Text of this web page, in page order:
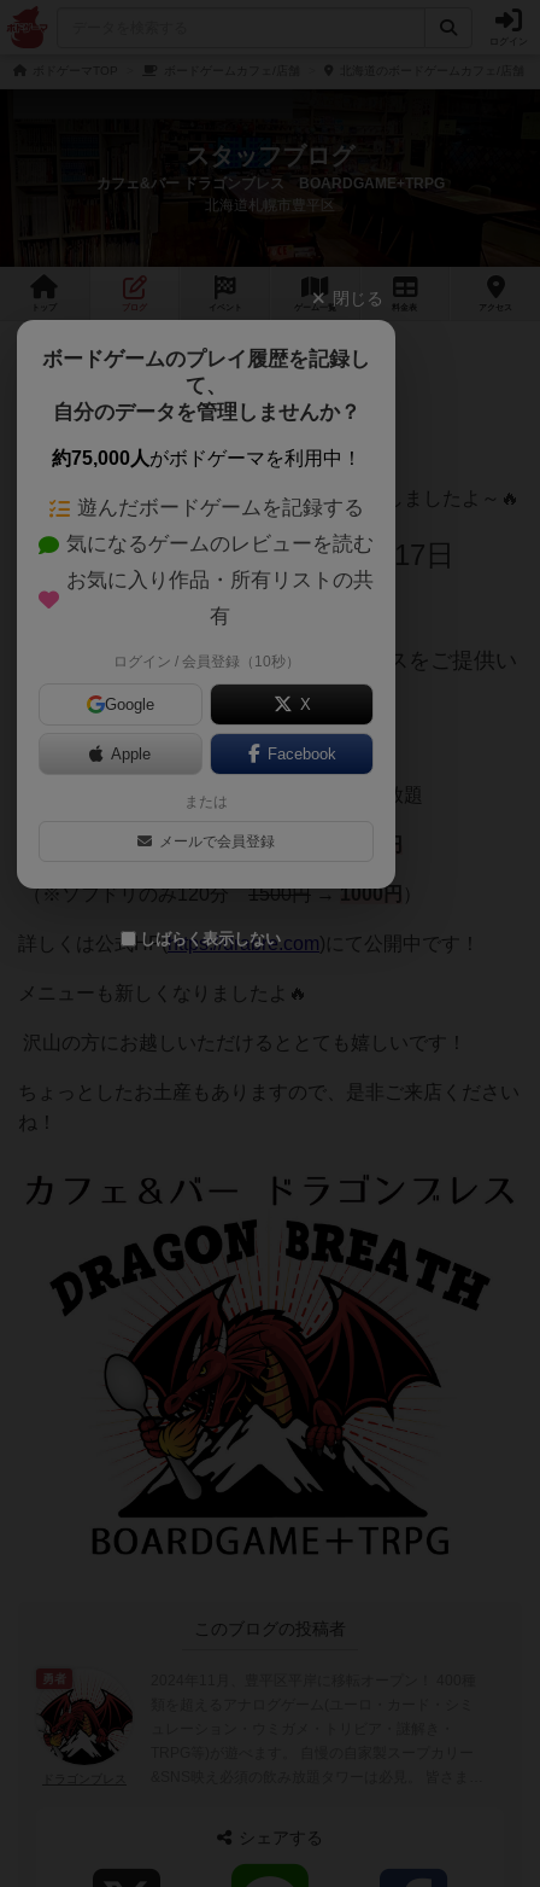
スタッフブログ
カフェ&バー ドラゴンブレス BOARDGAME+TRPG
北海道札幌市豊平区
ゲーム 一覧 料金 アクセス
新ドラブレ開店記念イベント決定！
ドラゴンブレスです🔥
お待たせしました！
ついに 開店日＆開店記念のイベントが決定しましたよ～🔥
日時：2024年11月15日(金)～17日
(日)17:00-24:00
オープン記念割引価格で飲み放題コースをご提供い
たします！
・3大放題コース
ゲーム遊び放題＋飲み放題＋駄菓子食べ放題
120分2500円 1500円
（※ソフドリのみ120分1500円→1000円 ）
詳しくは公式HP(https://drabre.com)にて公開中です！
メニューも新しくなりましたよ🔥
沢山の方にお越しいただけるととても嬉しいです！
ちょっとしたお土産もありますので、是非ご来店ください
ね！
このブログの投稿者
勇者
（https://drabre.com/） にてご確認くださいませ❗️ 皆
様のご来店をお待ちしております🔥
シェアする
閉じる
ボードゲームのプレイ履歴を記録し
て、
自分のデータを管理しませんか？
約75,000人がボドゲーマを利用中！
遊んだボードゲームを記録する
気になるゲームのレビューを読む
お気に入り作品・所有リストの共
有
ログイン / 会員登録（10秒）
Google X
Apple Facebook
または
メールで会員登録
しばらく表示しない